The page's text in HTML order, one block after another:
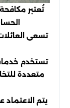
تُعتبر
تسعى
تستخدم
متعددة
يتم